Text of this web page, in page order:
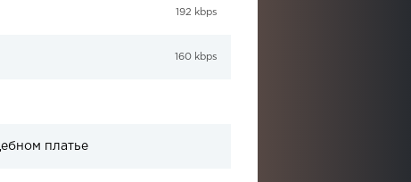
192 kbps
160 kbps
платье